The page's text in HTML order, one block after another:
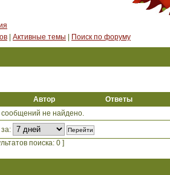
Активные темы Поиск по форуму
Автор
Ответы
не найдено.
поиска: 0 ]